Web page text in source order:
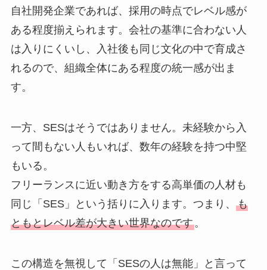
自社開発企業であれば、採用の時点でレベル感が
ある程度揃えられます。会社の基準に合わない人
は入りにくいし、入社後も同じ文化の中で育成さ
れるので、組織全体にある程度の統一感が出ま
す。
一方、SESはそうではありません。未経験から入
って間もない人もいれば、数年の経験を持つ中堅
もいる。
フリーランスに近い動き方をする高単価の人材も
同じ「SES」という括りに入ります。つまり、 も
ともとレベル差が大きい世界なのです。
この構造を無視して「SESの人は無能」と言って